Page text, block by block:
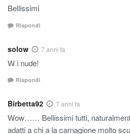
Bellissimi
Rispondi
solow 7 anni fa
W i nude!
Rispondi
Birbetta92 7 anni fa
Wow…… Bellissimi tutti,
adatti a chi a la carnagione molto